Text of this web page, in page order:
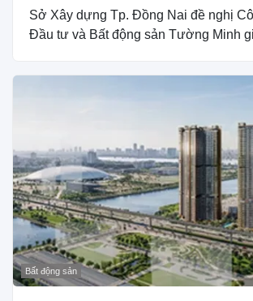
Sở Xây dựng Tp. Đồng Nai đề nghị
Đầu tư và Bất động sản Tường Minh
Bất động sản